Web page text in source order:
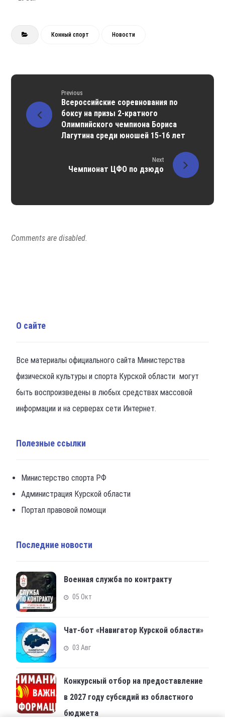
Конный спорт Новости
Previous
Всероссийские соревнования по
боксу на призы 2-кратного
Олимпийского чемпиона Бориса
Лагутина среди юношей 15-16 лет
Next
Чемпионат ЦФО по дзюдо
Comments are disabled.
О сайте
Все материалы официального сайта Министерства
физической культуры и спорта Курской области могут
быть воспроизведены в любых средствах массовой
информации и на серверах сети Интернет.
Полезные ссылки
Министерство спорта РФ
Администрация Курской области
Портал правовой помощи
Последние новости
Военная служба по контракту
05 Окт
Чат-бот «Навигатор Курской области»
03 Авг
Конкурсный отбор на предоставление
в 2027 году субсидий из областного
бюджета